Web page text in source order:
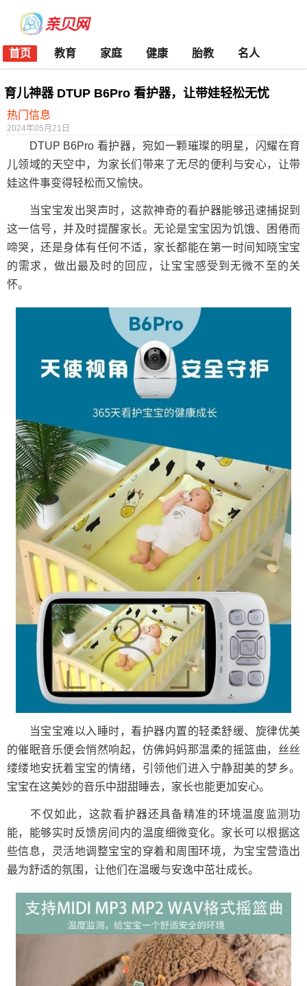
首页 教育 家庭 健康 胎教 名人
育儿神器 DTUP B6Pro 看护器，让带娃轻松无忧
热门信息
2024年05月21日
DTUP B6Pro 看护器，宛如一颗璀璨的明星，闪耀在育
儿领域的天空中，为家长们带来了无尽的便利与安心，让带
娃这件事变得轻松而又愉快。
当宝宝发出哭声时，这款神奇的看护器能够迅速捕捉到
这一信号，并及时提醒家长。无论是宝宝因为饥饿、困倦而
啼哭，还是身体有任何不适，家长都能在第一时间知晓宝宝
的需求，做出最及时的回应，让宝宝感受到无微不至的关
怀。
当宝宝难以入睡时，看护器内置的轻柔舒缓、旋律优美
的催眠音乐便会悄然响起，仿佛妈妈那温柔的摇篮曲，丝丝
缕缕地安抚着宝宝的情绪，引领他们进入宁静甜美的梦乡。
宝宝在这美妙的音乐中甜甜睡去，家长也能更加安心。
不仅如此，这款看护器还具备精准的环境温度监测功
能，能够实时反馈房间内的温度细微变化。家长可以根据这
些信息，灵活地调整宝宝的穿着和周围环境，为宝宝营造出
最为舒适的氛围，让他们在温暖与安逸中茁壮成长。